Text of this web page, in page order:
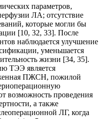
параметров,
ЛА; отсутствие
которые могли бы
[10, 32, 33]. После
наблюдается улучшение
уменьшается
жизни [34, 35].
ТЭЭ является
ПЖСН, пожилой
возможность проведения
а также
ЛГ, когда